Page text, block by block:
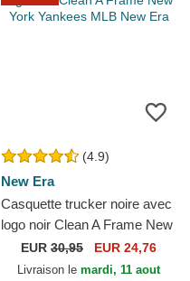
(4.9)
New Era
Casquette trucker noire avec
logo noir Clean A Frame New
York Yankees MLB New Era
EUR 30,95 EUR 24,76
Livraison le mardi, 11 aout